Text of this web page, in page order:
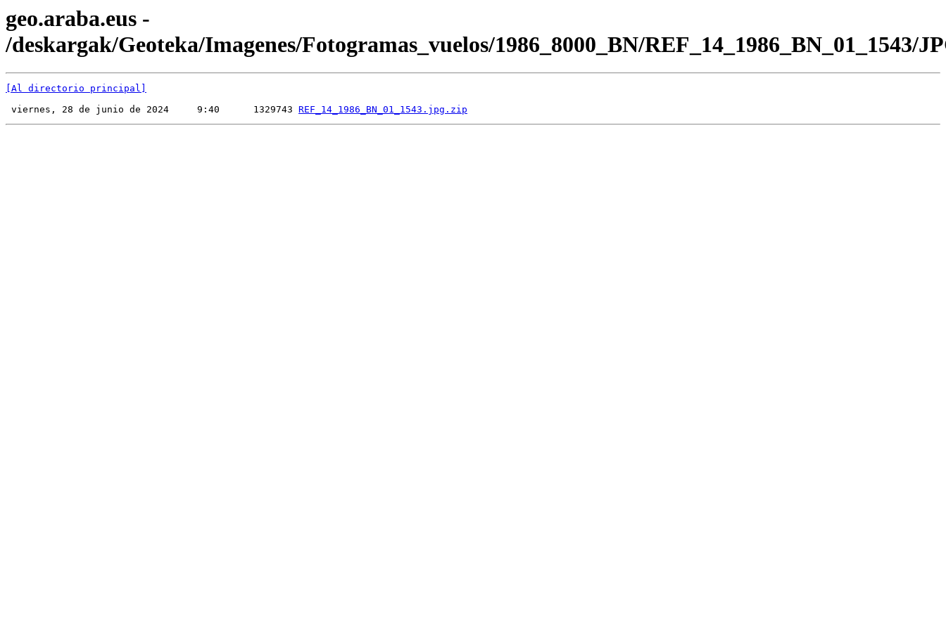
geo.araba.eus -
/deskargak/Geoteka/Imagenes/Fotogramas_vuelos/1986_8000_BN/REF_14_1986_BN_01_1543/
[Al directorio principal]
viernes, 28 de junio de 2024     9:40      1329743 REF_14_1986_BN_01_1543.jpg.zip